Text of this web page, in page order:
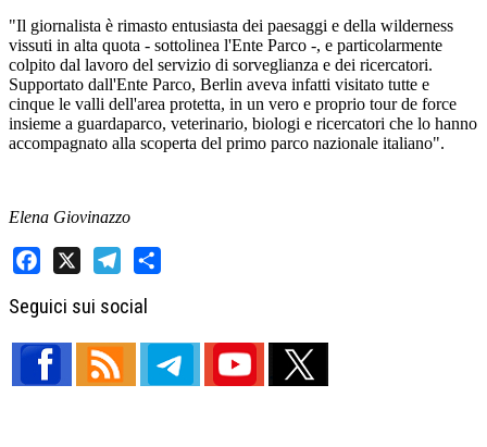
"Il giornalista è rimasto entusiasta dei paesaggi e della wilderness
vissuti in alta quota - sottolinea l'Ente Parco -, e particolarmente
colpito dal lavoro del servizio di sorveglianza e dei ricercatori.
Supportato dall'Ente Parco, Berlin aveva infatti visitato tutte e
cinque le valli dell'area protetta, in un vero e proprio tour de force
insieme a guardaparco, veterinario, biologi e ricercatori che lo hanno
accompagnato alla scoperta del primo parco nazionale italiano".
Elena Giovinazzo
Seguici sui social